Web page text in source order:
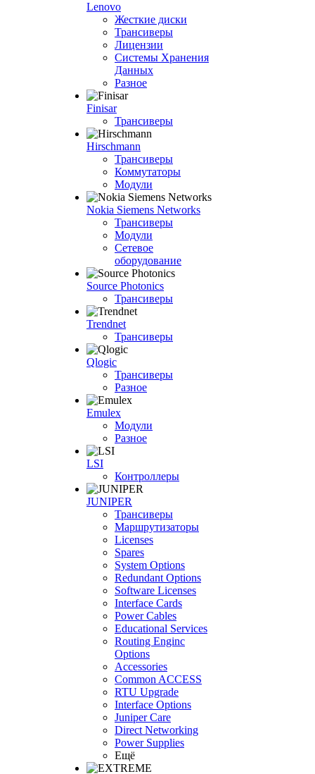
Lenovo
Жесткие диски
Трансиверы
Лицензии
Системы Хранения
Данных
Разное
Finisar
Трансиверы
Hirschmann
Трансиверы
Коммутаторы
Модули
Nokia Siemens Networks
Трансиверы
Модули
Сетевое
оборудование
Source Photonics
Трансиверы
Trendnet
Трансиверы
Qlogic
Трансиверы
Разное
Emulex
Модули
Разное
LSI
Контроллеры
JUNIPER
Трансиверы
Маршрутизаторы
Licenses
Spares
System Options
Redundant Options
Software Licenses
Interface Cards
Power Cables
Educational Services
Routing Enginc
Options
Accessories
Common ACCESS
RTU Upgrade
Interface Options
Juniper Care
Direct Networking
Power Supplies
Ещё